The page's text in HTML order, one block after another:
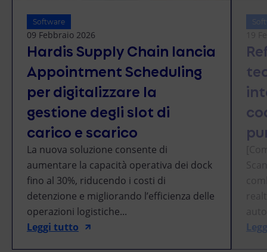
Software
09 Febbraio 2026
Hardis Supply Chain lancia
Appointment Scheduling
per digitalizzare la
gestione degli slot di
carico e scarico
La nuova soluzione consente di
aumentare la capacità operativa dei dock
fino al 30%, riducendo i costi di
detenzione e migliorando l’efficienza delle
operazioni logistiche...
Leggi tutto